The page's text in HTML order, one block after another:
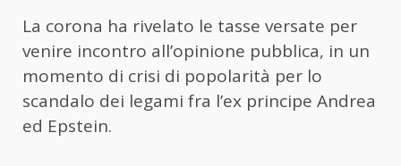
La corona ha rivelato le tasse versate per
venire incontro all’opinione pubblica, in un
momento di crisi di popolarità per lo
scandalo dei legami fra l’ex principe Andrea
ed Epstein.